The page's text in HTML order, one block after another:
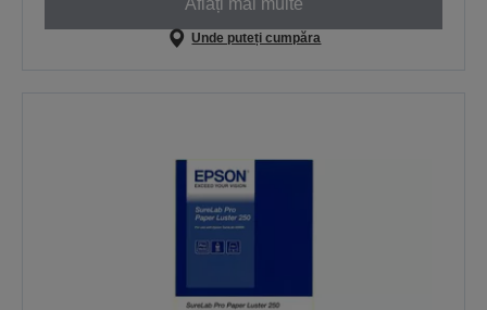
Aflați mai multe
Unde puteți cumpăra